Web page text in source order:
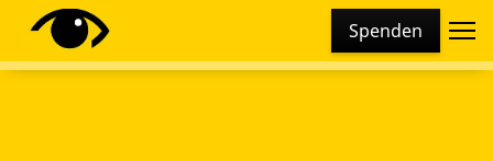
Spenden
Diese Webseite setzt verschiedene Cookies und
Tracking-Tools ein. Dies beinhaltet Cookies und